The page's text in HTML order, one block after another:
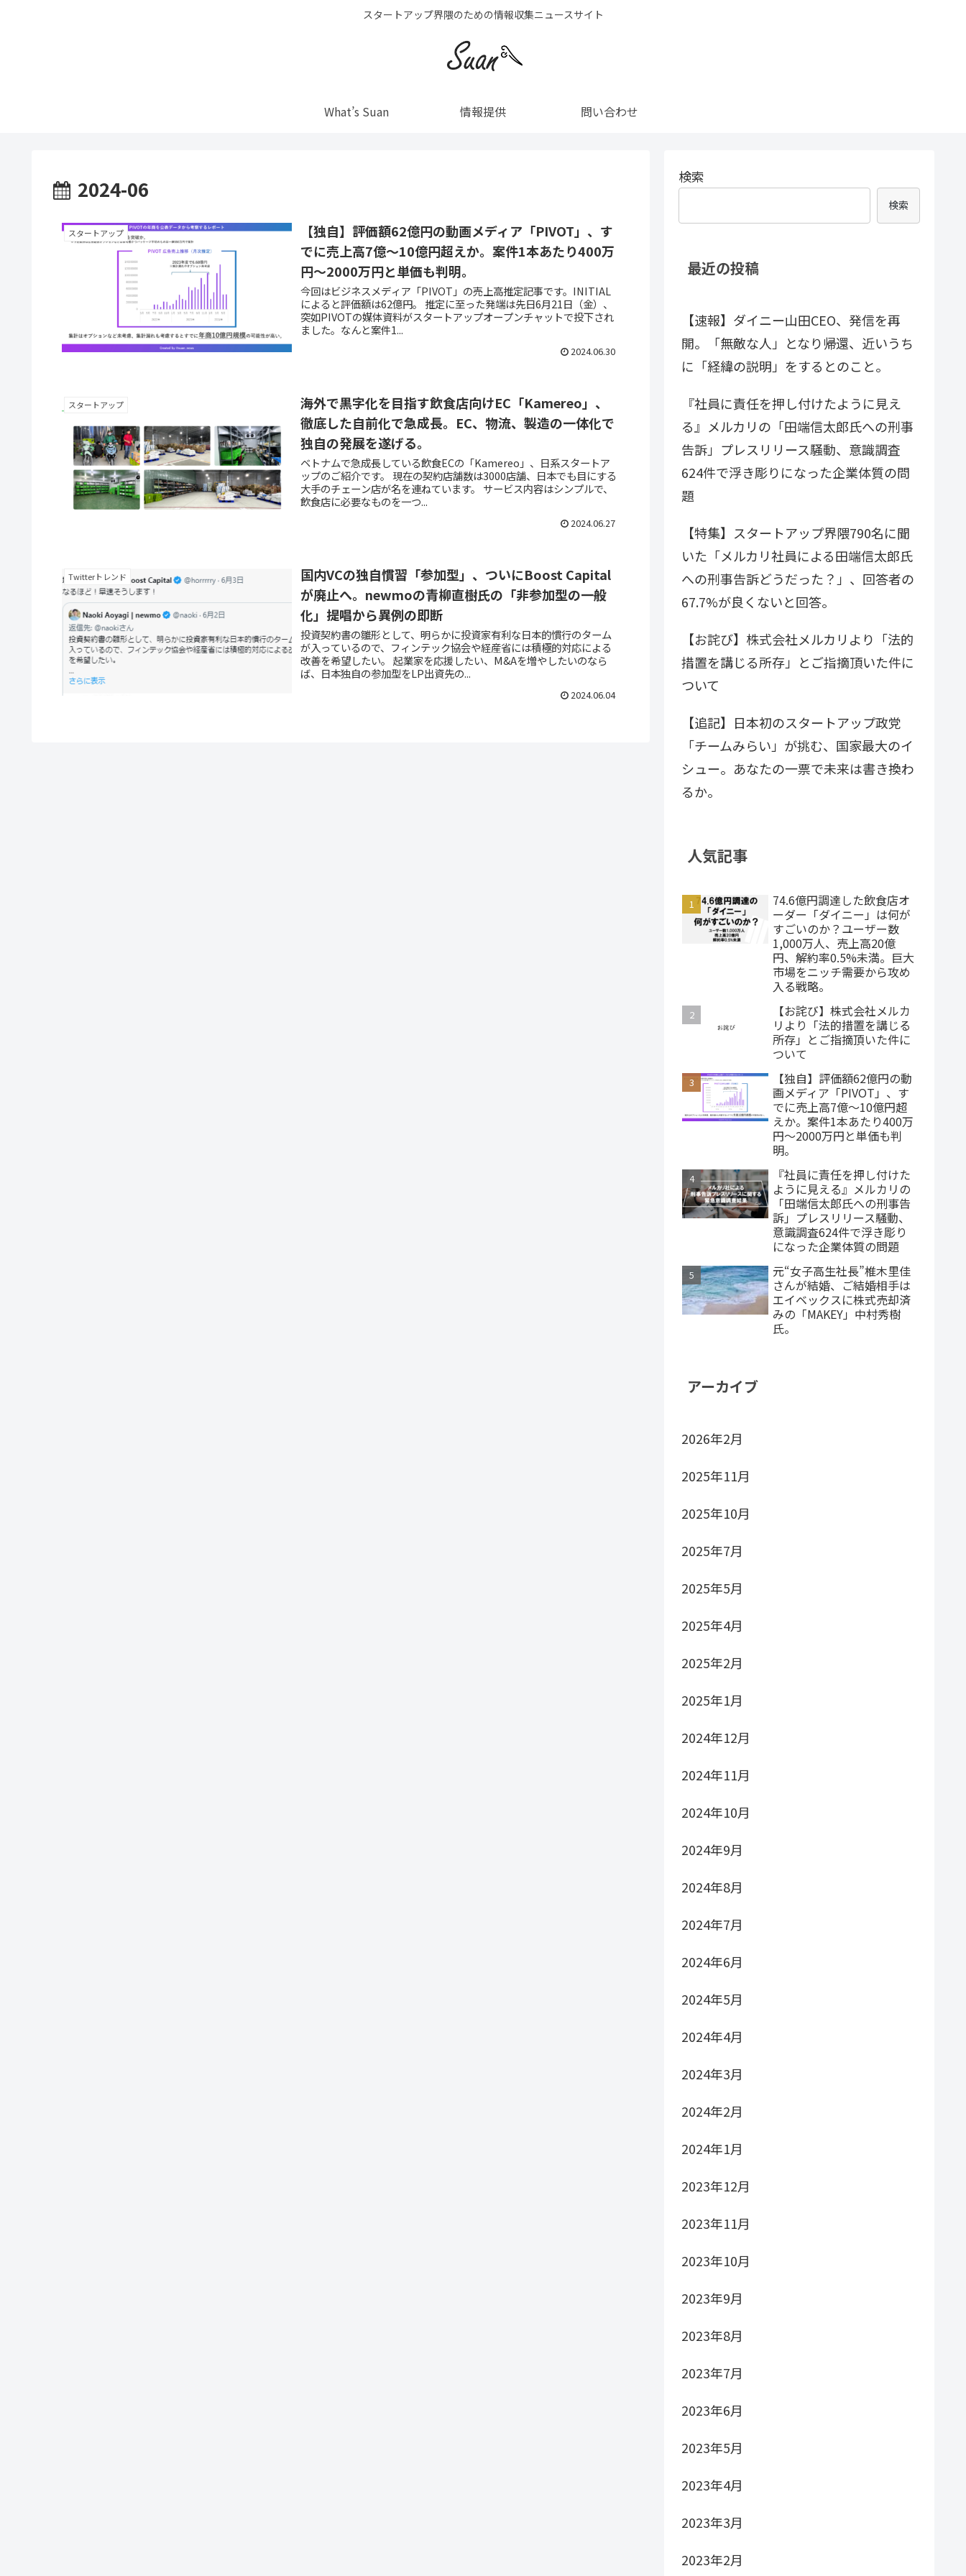
スタートアップ界隈のための情報収集ニュースサイト
What’s Suan 情報提供 問い合わせ
2024-06
スタートアップ
【独自】評価額62億円の動画メディア「PIVOT」、す
でに売上高7億～10億円超えか。案件1本あたり400万
円～2000万円と単価も判明。
今回はビジネスメディア「PIVOT」の売上高推定記事です。INITIAL
によると評価額は62億円。 推定に至った発端は先日6月21日（金）、
突如PIVOTの媒体資料がスタートアップオープンチャットで投下され
ました。なんと案件1...
2024.06.30
スタートアップ
海外で黒字化を目指す飲食店向けEC「Kamereo」、
徹底した自前化で急成長。EC、物流、製造の一体化で
独自の発展を遂げる。
ベトナムで急成長している飲食ECの「Kamereo」、日系スタートア
ップのご紹介です。 現在の契約店舗数は3000店舗、日本でも目にする
大手のチェーン店が名を連ねています。 サービス内容はシンプルで、
飲食店に必要なものを一つ...
2024.06.27
Twitterトレンド
国内VCの独自慣習「参加型」、ついにBoost Capital
が廃止へ。newmoの青柳直樹氏の「非参加型の一般
化」提唱から異例の即断
投資契約書の雛形として、明らかに投資家有利な日本的慣行のターム
が入っているので、フィンテック協会や経産省には積極的対応による
改善を希望したい。 起業家を応援したい、M&Aを増やしたいのなら
ば、日本独自の参加型をLP出資先の...
2024.06.04
検索
検索
最近の投稿
【速報】ダイニー山田CEO、発信を再
開。「無敵な人」となり帰還、近いうち
に「経緯の説明」をするとのこと。
『社員に責任を押し付けたように見え
る』メルカリの「田端信太郎氏への刑事
告訴」プレスリリース騒動、意識調査
624件で浮き彫りになった企業体質の問
題
【特集】スタートアップ界隈790名に聞
いた「メルカリ社員による田端信太郎氏
への刑事告訴どうだった？」、回答者の
67.7%が良くないと回答。
【お詫び】株式会社メルカリより「法的
措置を講じる所存」とご指摘頂いた件に
ついて
【追記】日本初のスタートアップ政党
「チームみらい」が挑む、国家最大のイ
シュー。あなたの一票で未来は書き換わ
るか。
人気記事
74.6億円調達した飲食店オ
ーダー「ダイニー」は何が
すごいのか？ユーザー数
1,000万人、売上高20億
円、解約率0.5%未満。巨大
市場をニッチ需要から攻め
入る戦略。
【お詫び】株式会社メルカ
リより「法的措置を講じる
所存」とご指摘頂いた件に
ついて
【独自】評価額62億円の動
画メディア「PIVOT」、す
でに売上高7億～10億円超
えか。案件1本あたり400万
円～2000万円と単価も判
明。
『社員に責任を押し付けた
ように見える』メルカリの
「田端信太郎氏への刑事告
訴」プレスリリース騒動、
意識調査624件で浮き彫り
になった企業体質の問題
元“女子高生社長”椎木里佳
さんが結婚、ご結婚相手は
エイベックスに株式売却済
みの「MAKEY」中村秀樹
氏。
アーカイブ
2026年2月
2025年11月
2025年10月
2025年7月
2025年5月
2025年4月
2025年2月
2025年1月
2024年12月
2024年11月
2024年10月
2024年9月
2024年8月
2024年7月
2024年6月
2024年5月
2024年4月
2024年3月
2024年2月
2024年1月
2023年12月
2023年11月
2023年10月
2023年9月
2023年8月
2023年7月
2023年6月
2023年5月
2023年4月
2023年3月
2023年2月